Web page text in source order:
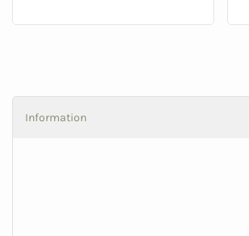
Information